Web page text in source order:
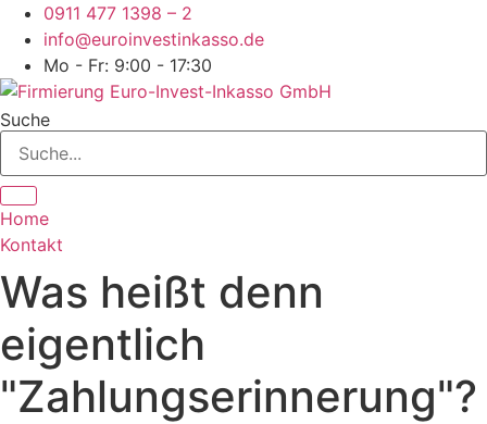
Zum
Inhalt
springen
0911 477 1398 – 2
info@euroinvestinkasso.de
Mo - Fr: 9:00 - 17:30
Suche
Home
Kontakt
Was heißt denn
eigentlich
"Zahlungserinnerung"?